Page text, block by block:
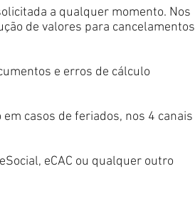
a qualquer momento. Nos
de valores para cancelamentos
e erros de cálculo
casos de feriados, nos 4 canais
eCAC ou qualquer outro